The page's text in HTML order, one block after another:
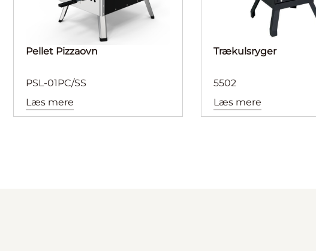
Pellet Pizzaovn
PSL-01PC/SS
Læs mere
Trækulsryger
5502
Læs mere